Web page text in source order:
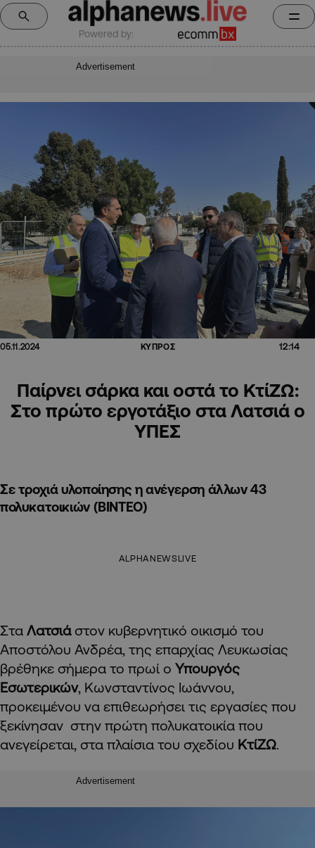
Powered by:
Advertisement
05.11.2024 ΚΥΠΡΟΣ 12:14
Παίρνει σάρκα και οστά το ΚτίΖΩ:
Στο πρώτο εργοτάξιο στα Λατσιά ο
ΥΠΕΣ
Σε τροχιά υλοποίησης η ανέγερση άλλων 43
πολυκατοικιών (ΒΙΝΤΕΟ)
ALPHANEWSLIVE
Στα Λατσιά στον κυβερνητικό οικισμό του
Αποστόλου Ανδρέα, της επαρχίας Λευκωσίας
βρέθηκε σήμερα το πρωί ο Υπουργός
Εσωτερικών, Κωνσταντίνος Ιωάννου,
προκειμένου να επιθεωρήσει τις εργασίες που
ξεκίνησαν στην πρώτη πολυκατοικία που
ανεγείρεται, στα πλαίσια του σχεδίου ΚτίΖΩ.
Advertisement